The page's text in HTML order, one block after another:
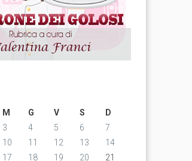
M G V S
D
3 4 5 6
7
10 11 12 13
14
17 18 19 20
21